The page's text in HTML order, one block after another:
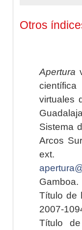
Otros
Apertura
virtuales
Sistema
Arcos
Título de
2007-
Título